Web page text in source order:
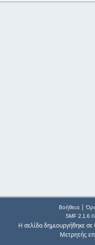
Βοήθεια|
SMF 2.1.6
Η σελίδα δημιουργήθηκε
Μετρητής